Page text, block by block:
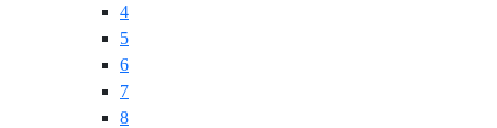
4
5
6
7
8